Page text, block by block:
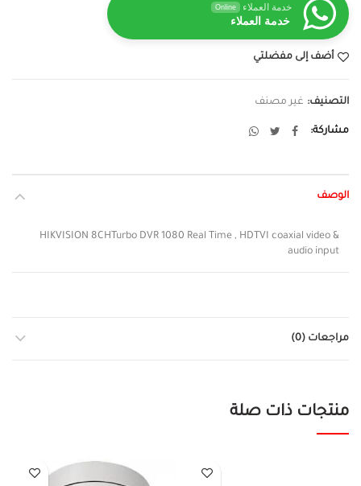
خدمة العملاء Online
خدمة العملاء
أضف إلى مفضلتي
التصنيف: غير مصنف
مشاركة
الوصف
HIKVISION 8CHTurbo DVR 1080 Real Time , HDTVI coaxial video &
audio input
مراجعات (0)
منتجات ذات صلة